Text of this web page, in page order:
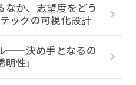
なか、志望度をどう
ックの可視化設計
──決め手となるの
性」